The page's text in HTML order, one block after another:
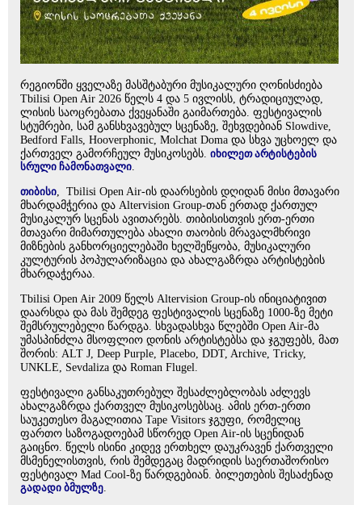
რეგიონში ყველაზე მასშტაბური მუსიკალური ღონისძიება
Tbilisi Open Air 2026 წელს 4 და 5 ივლისს, ტრადიციულად,
ლისის საოცრებათა ქვეყანაში გაიმართება. ფესტივალის
სტუმრები, სამ განსხვავებულ სცენაზე, შეხვდებიან Slowdive,
Bedford Falls, Hooverphonic, Molchat Doma და სხვა უცხოელ და
ქართველ გამორჩეულ მუსიკოსებს. იხილეთ არტისტების
სრული ჩამონათვალი
თიბისი , Tbilisi Open Air-ის დაარსების დღიდან მისი მთავარი
მხარდამჭერია და Altervision Group-თან ერთად ქართულ
მუსიკალურ სცენას ავითარებს. თიბისისთვის ერთ-ერთი
მთავარი მიმართულება ახალი თაობის მრავალმხრივი
მიზნების განხორციელებაში ხელშეწყობა, მუსიკალური
კულტურის პოპულარიზაცია და ახალგაზრდა არტისტების
მხარდაჭერაა.
Tbilisi Open Air 2009 წელს Altervision Group-ის ინიციატივით
დაარსდა და მას შემდეგ ფესტივალის სცენაზე 1000-ზე მეტი
შემსრულებელი წარდგა. სხვადასხვა წლებში Open Air-მა
უმასპინძლა მსოფლიო დონის არტისტებსა და ჯგუფებს, მათ
შორის: ALT J, Deep Purple, Placebo, DDT, Archive, Tricky,
UNKLE, Sevdaliza და Roman Flugel.
ფესტივალი განსაკუთრებულ შესაძლებლობას აძლევს
ახალგაზრდა ქართველ მუსიკოსებსაც. ამის ერთ-ერთი
საუკეთესო მაგალითია Tape Visitors ჯგუფი, რომელიც
ფართო საზოგადოებამ სწორედ Open Air-ის სცენიდან
გაიცნო. წელს ისინი კიდევ ერთხელ დაუკრავენ ქართველი
მსმენელისთვის, რის შემდეგაც მადრიდის საერთაშორისო
ფესტივალ Mad Cool-ზე წარდგებიან. ბილეთების შესაძენად
გადადი ბმულზე